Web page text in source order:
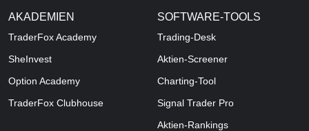
AKADEMIEN
TraderFox Academy
SheInvest
Option Academy
TraderFox Clubhouse
SOFTWARE-TOOLS
Trading-Desk
Aktien-Screener
Charting-Tool
Signal Trader Pro
Aktien-Rankings